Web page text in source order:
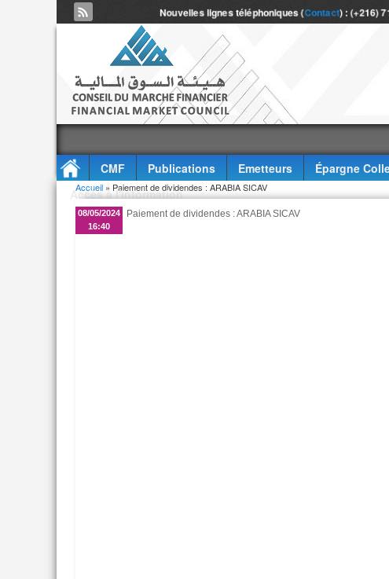
Nouvelles lignes téléphoniques (Contact) : (+216)
CMF Publications Emetteurs Épargne
Accès à l'information
Vous êtes ici
Accueil » Paiement de dividendes : ARABIA SICAV
08/05/2024
16:40
Paiement de dividendes : ARABIA SICAV